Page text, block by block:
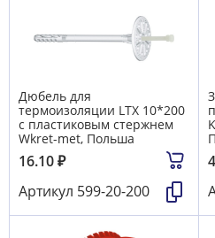
Дюбель для
термоизоляции LТX 10*200
с пластиковым стержнем
Wkret-met, Польша
16.10₽
Артикул 599-20-200